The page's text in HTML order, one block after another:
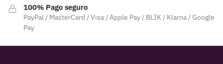
100% Pago seguro
PayPal / MasterCard / Visa / Apple Pay / BLIK / Klarna / Google
Pay